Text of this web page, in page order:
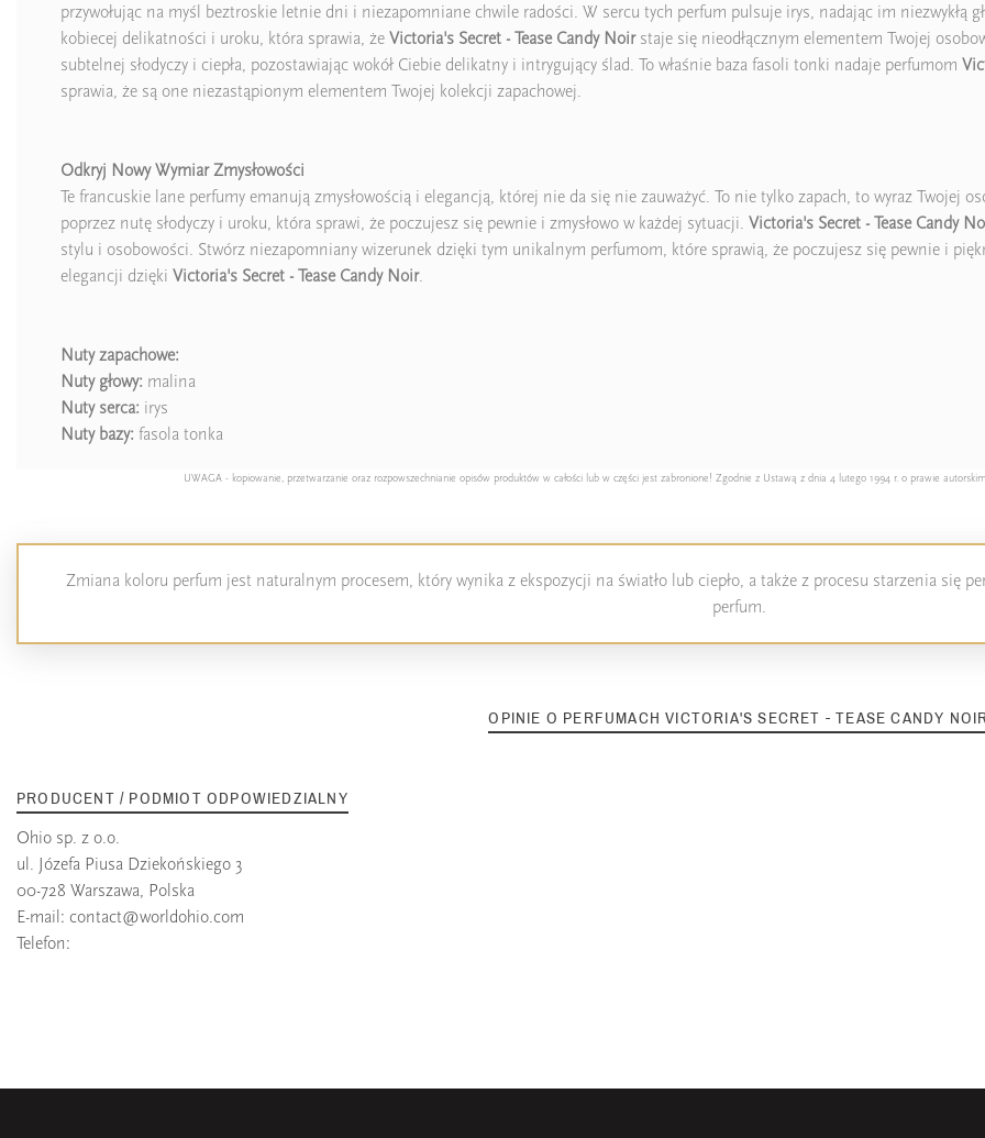
przywołując na myśl beztroskie letnie dni i niezapomniane chwile radości. W sercu tych perfum pulsuje irys, nadając im niezwykłą
kobiecej delikatności i uroku, która sprawia, że Victoria's Secret - Tease Candy Noirstaje się nieodłącznym elementem Twojej
subtelnej słodyczy i ciepła, pozostawiając wokół Ciebie delikatny i intrygujący ślad. To właśnie baza fasoli tonki nadaje perfumom
sprawia, że są one niezastąpionym elementem Twojej kolekcji zapachowej.
Odkryj Nowy Wymiar Zmysłowości
Te francuskie lane perfumy emanują zmysłowością i elegancją, której nie da się nie zauważyć. To nie tylko zapach, to wyraz Twojej
poprzez nutę słodyczy i uroku, która sprawi, że poczujesz się pewnie i zmysłowo w każdej sytuacji. Victoria's Secret - Tease Candy
stylu i osobowości. Stwórz niezapomniany wizerunek dzięki tym unikalnym perfumom, które sprawią, że poczujesz się pewnie i
elegancji dzięki Victoria's Secret - Tease Candy Noir.
Nuty zapachowe:
Nuty głowy: malina
Nuty serca: irys
Nuty bazy: fasola tonka
UWAGA - kopiowanie, przetwarzanie oraz rozpowszechnianie opisów produktów w całości lub w części jest zabronione! Zgodnie z Ustawą z dnia 4 lutego 1994 r. o prawie
Zmiana koloru perfum jest naturalnym procesem, który wynika z ekspozycji na światło lub ciepło, a także z procesu starzenia się
perfum.
OPINIE O PERFUMACH VICTORIA'S SECRET - TEASE CANDY
PRODUCENT / PODMIOT ODPOWIEDZIALNY
Ohio sp. z o.o.
ul. Józefa Piusa Dziekońskiego 3
00-728 Warszawa, Polska
E-mail: contact@worldohio.com
Telefon: